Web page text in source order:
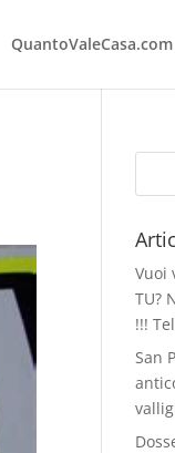
QuantoValeCasa.com
Vuoi
TU?
!!!
San